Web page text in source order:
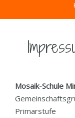
Mosaik-Schule
Primarstufe